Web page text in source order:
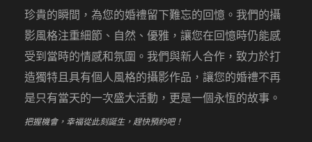
珍貴的瞬間，為您的婚禮留下難忘的回憶。我們的攝
影風格注重細節、自然、優雅，讓您在回憶時仍能感
受到當時的情感和氛圍。我們與新人合作，致力於打
造獨特且具有個人風格的攝影作品，讓您的婚禮不再
是只有當天的一次盛大活動，更是一個永恆的故事。
把握機會，幸福從此刻誕生，趕快預約吧！